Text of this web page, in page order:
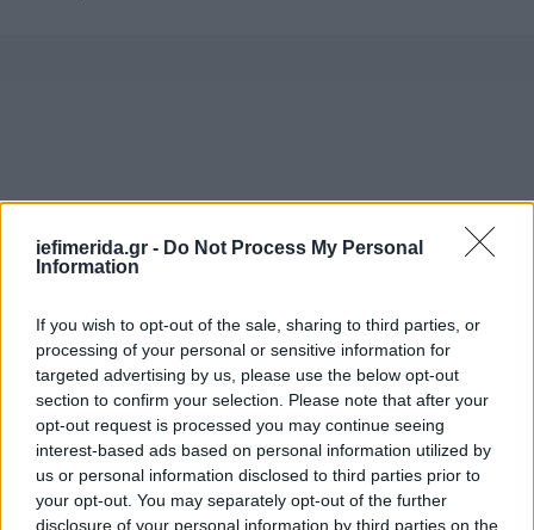
iefimerida.gr - Do Not Process My Personal
Information
If you wish to opt-out of the sale, sharing to third parties, or
processing of your personal or sensitive information for
targeted advertising by us, please use the below opt-out
section to confirm your selection. Please note that after your
opt-out request is processed you may continue seeing
interest-based ads based on personal information utilized by
us or personal information disclosed to third parties prior to
your opt-out. You may separately opt-out of the further
disclosure of your personal information by third parties on the